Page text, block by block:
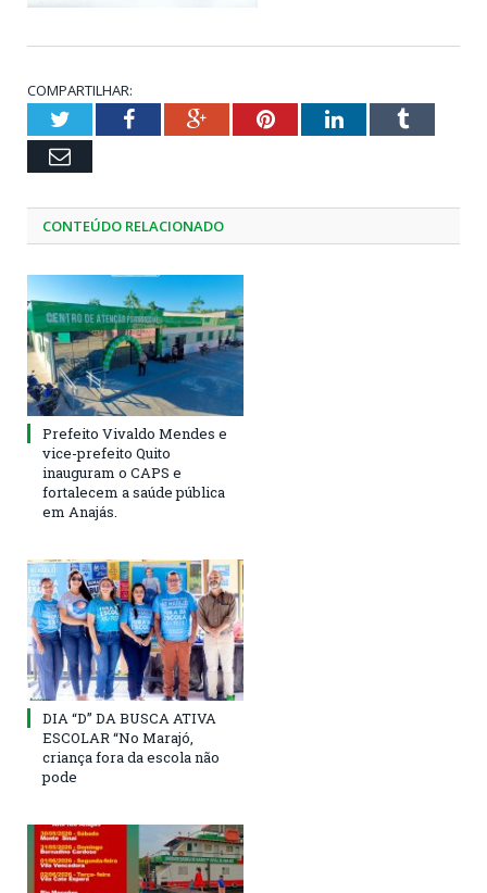
COMPARTILHAR:
TwitterFacebookGoogle+PinterestLinkedInTumblr
Email
CONTEÚDO RELACIONADO
Prefeito Vivaldo Mendes e
vice-prefeito Quito
inauguram o CAPS e
fortalecem a saúde pública
em Anajás.
DIA “D” DA BUSCA ATIVA
ESCOLAR “No Marajó,
criança fora da escola não
pode